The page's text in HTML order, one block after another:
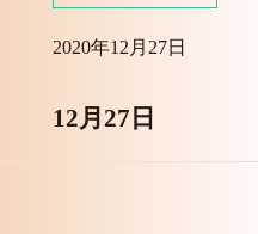
2020年12月27日
12月27日